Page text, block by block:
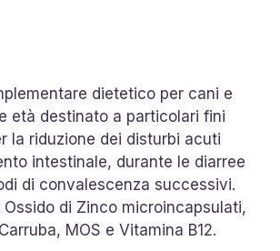
dietetico per cani e
età destinato a particolari fini
la riduzione dei disturbi acuti
intestinale, durante le diarree
di convalescenza successivi.
Ossido di Zinco microincapsulati,
MOS e Vitamina B12.